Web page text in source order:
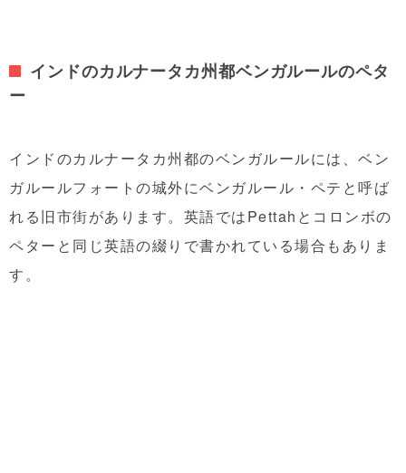
インドのカルナータカ州都ベンガルールのペタ
ー
インドのカルナータカ州都のベンガルールには、ベン
ガルールフォートの城外にベンガルール・ペテと呼ば
れる旧市街があります。英語ではPettahとコロンボの
ペターと同じ英語の綴りで書かれている場合もありま
す。